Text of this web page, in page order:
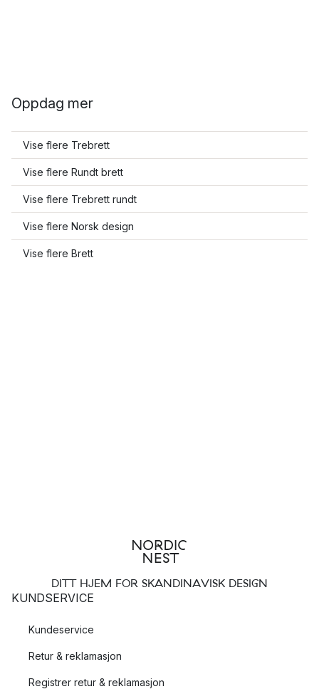
Oppdag mer
Vise flere Trebrett
Vise flere Rundt brett
Vise flere Trebrett rundt
Vise flere Norsk design
Vise flere Brett
DITT HJEM FOR SKANDINAVISK DESIGN
KUNDSERVICE
Kundeservice
Retur & reklamasjon
Registrer retur & reklamasjon